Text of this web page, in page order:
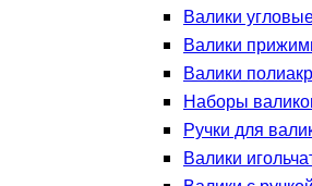
Валики
Валики
Валики
Наборы
Ручки для
Валики